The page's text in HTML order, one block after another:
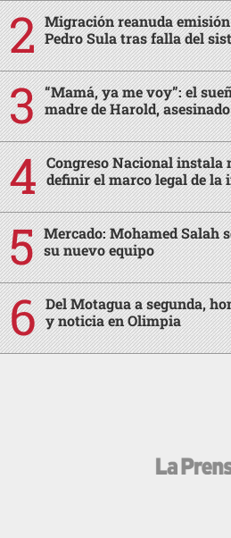
Migración reanuda
Pedro Sula tras falla del
“Mamá, ya me voy”: el
madre de Harold,
Congreso Nacional instala
definir el marco legal de la
Mercado: Mohamed Salah
su nuevo equipo
Del Motagua a segunda,
y noticia en Olimpia